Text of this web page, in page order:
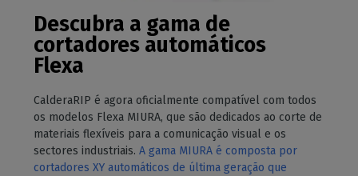
Descubra a gama de
cortadores automáticos
Flexa
CalderaRIP é agora oficialmente compatível com todos
os modelos Flexa MIURA, que são dedicados ao corte de
materiais flexíveis para a comunicação visual e os
sectores industriais. A gama MIURA é composta por
cortadores XY automáticos de última geração que